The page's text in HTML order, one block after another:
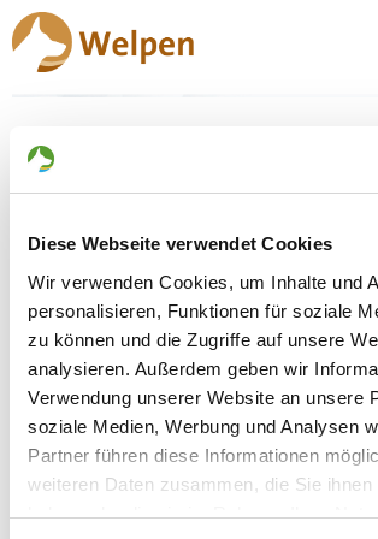
Diese Webseite verwendet Cookies
Wir verwenden Cookies, um Inhalte und
personalisieren, Funktionen für soziale
zu können und die Zugriffe auf unsere
analysieren. Außerdem geben wir
Verwendung unserer Website an unsere
soziale Medien, Werbung und Analysen
Partner führen diese Informationen
weiteren Daten zusammen, die Sie ihnen
haben oder die sie im Rahmen Ihrer
Zuchtstätte:
vom Rubin
Gründungsdatum: 06.12.1982
Eleveur
Robert Riehle
Lochmatt 1
77880 Sasbach
Kontakt